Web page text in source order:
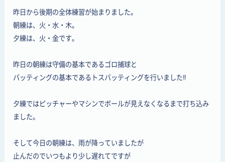
昨日から後期の全体練習が始まりました。
朝練は、火・水・木。
夕練は、火・金です。
昨日の朝練は守備の基本であるゴロ捕球と
バッティングの基本であるトスバッティングを行いました‼
夕練ではピッチャーやマシンでボールが見えなくなるまで打ち込み
ました。
そして今日の朝練は、雨が降っていましたが
止んだのでいつもより少し遅れてですが